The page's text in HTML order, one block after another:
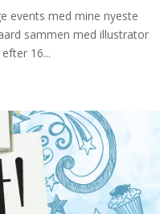
events med mine nyeste
sammen med illustrator
16...